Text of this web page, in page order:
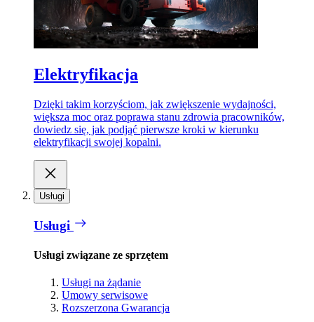
Elektryfikacja
Dzięki takim korzyściom, jak zwiększenie wydajności,
większa moc oraz poprawa stanu zdrowia pracowników,
dowiedz się, jak podjąć pierwsze kroki w kierunku
elektryfikacji swojej kopalni.
Usługi
Usługi
Usługi związane ze sprzętem
Usługi na żądanie
Umowy serwisowe
Rozszerzona Gwarancja